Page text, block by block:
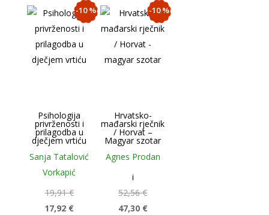
-10 %
Psihologija
privrženosti i
prilagodba u
dječjem vrtiću
Sanja Tatalović
Vorkapić
19,91€
17,92 €
-10 %
Hrvatsko-
mađarski rječnik
/ Horvat –
Magyar szotar
Agnes Prodan
i
52,56€
47,30 €